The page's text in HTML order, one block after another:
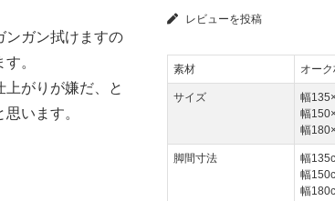
ンガン拭けますの
。
がりが嫌だ、と
います。
レビューを投稿
素材 オー
サイズ
幅
幅
幅
脚間寸法
幅
幅
幅